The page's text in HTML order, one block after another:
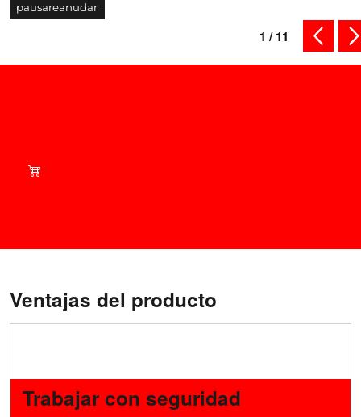
pausareanudar
1 /11
Ventajas del producto
Trabajar con seguridad